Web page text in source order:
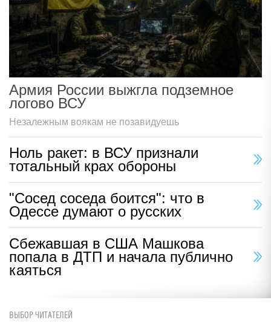
Армия России выжгла подземное
логово ВСУ
Незалежным воякам не позавидуешь
Ноль ракет: в ВСУ признали
тотальный крах обороны
"Сосед соседа боится": что в
Одессе думают о русских
Сбежавшая в США Машкова
попала в ДТП и начала публично
каяться
ВЫБОР ЧИТАТЕЛЕЙ